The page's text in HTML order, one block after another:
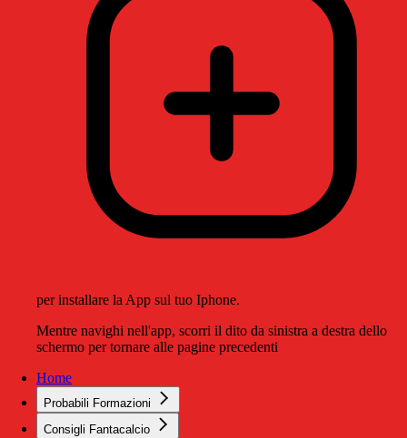
per installare la App sul tuo Iphone.
Mentre navighi nell'app, scorri il dito da sinistra a destra dello
schermo per tornare alle pagine precedenti
Home
Probabili Formazioni
Consigli Fantacalcio